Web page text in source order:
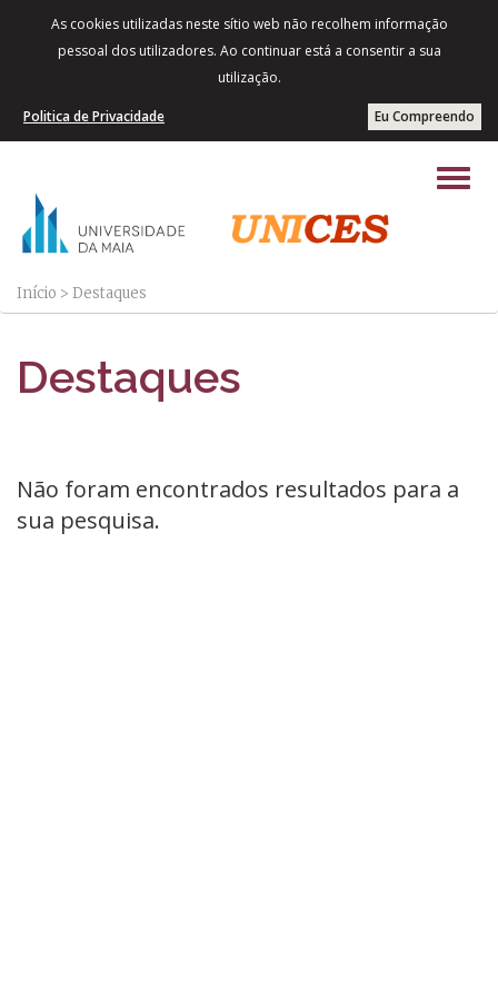
As cookies utilizadas neste sítio web não recolhem informação
pessoal dos utilizadores. Ao continuar está a consentir a sua
utilização.
Eu Compreendo
Politica de Privacidade
Início > Destaques
Destaques
Não foram encontrados resultados para a
sua pesquisa.